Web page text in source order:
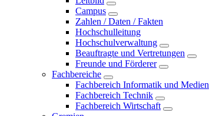
Campus
Zahlen / Daten / Fakten
Hochschulleitung
Hochschulverwaltung
Beauftragte und Vertretungen
Freunde und Förderer
Fachbereiche
Fachbereich Informatik und Medien
Fachbereich Technik
Fachbereich Wirtschaft